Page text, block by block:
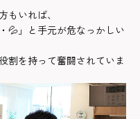
いれば、
💦」と手元が危なっかしい
割を持って奮闘されていま